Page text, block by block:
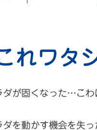
れワタ
ダが固くなった…こ
ダを動かす機会を失